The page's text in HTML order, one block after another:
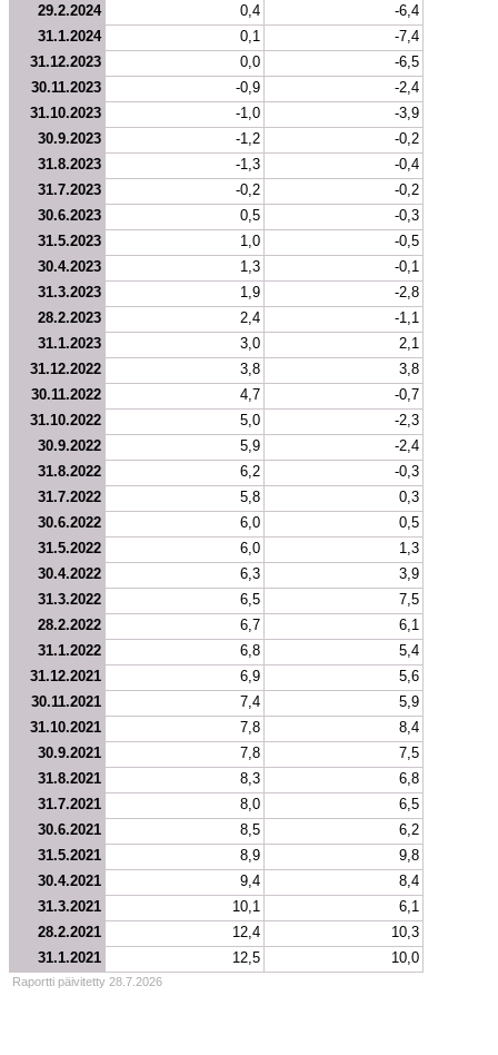
29.2.2024
0,4
-6,4
31.1.2024
0,1
-7,4
31.12.2023
0,0
-6,5
30.11.2023
-0,9
-2,4
31.10.2023
-1,0
-3,9
30.9.2023
-1,2
-0,2
31.8.2023
-1,3
-0,4
31.7.2023
-0,2
-0,2
30.6.2023
0,5
-0,3
31.5.2023
1,0
-0,5
30.4.2023
1,3
-0,1
31.3.2023
1,9
-2,8
28.2.2023
2,4
-1,1
31.1.2023
3,0
2,1
31.12.2022
3,8
3,8
30.11.2022
4,7
-0,7
31.10.2022
5,0
-2,3
30.9.2022
5,9
-2,4
31.8.2022
6,2
-0,3
31.7.2022
5,8
0,3
30.6.2022
6,0
0,5
31.5.2022
6,0
1,3
30.4.2022
6,3
3,9
31.3.2022
6,5
7,5
28.2.2022
6,7
6,1
31.1.2022
6,8
5,4
31.12.2021
6,9
5,6
30.11.2021
7,4
5,9
31.10.2021
7,8
8,4
30.9.2021
7,8
7,5
31.8.2021
8,3
6,8
31.7.2021
8,0
6,5
30.6.2021
8,5
6,2
31.5.2021
8,9
9,8
30.4.2021
9,4
8,4
31.3.2021
10,1
6,1
28.2.2021
12,4
10,3
31.1.2021
12,5 10,0
Raportti päivitetty 28.7.2026